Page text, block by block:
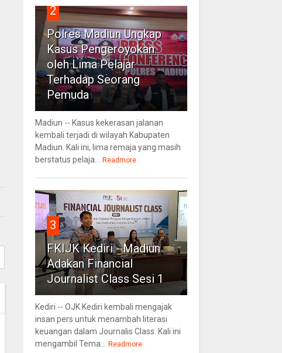
2
Polres Madiun Ungkap
Kasus Pengeroyokan
oleh Lima Pelajar
Terhadap Seorang
Pemuda
Madiun -- Kasus kekerasan jalanan
kembali terjadi di wilayah Kabupaten
Madiun. Kali ini, lima remaja yang masih
berstatus pelaja...
Readmore
3
FKIJK Kediri - Madiun
Adakan Financial
Journalist Class Sesi 1
Kediri -- OJK Kediri kembali mengajak
insan pers untuk menambah literasi
keuangan dalam Journalis Class. Kali ini
mengambil Tema...
Readmore